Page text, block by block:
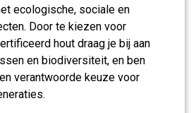
ecologische, sociale en
Door te kiezen voor
hout draag je bij aan
en biodiversiteit, en ben
verantwoorde keuze voor